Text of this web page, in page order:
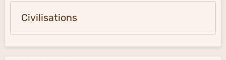
Civilisations